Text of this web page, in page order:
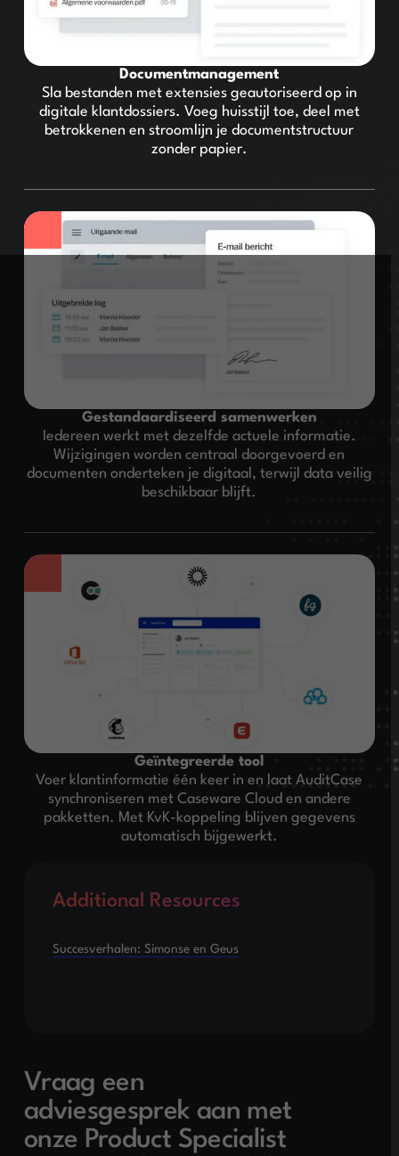
Documentmanagement
Sla bestanden met extensies geautoriseerd op in
digitale klantdossiers. Voeg huisstijl toe, deel met
betrokkenen en stroomlijn je documentstructuur
zonder papier.
Gestandaardiseerd samenwerken
Iedereen werkt met dezelfde actuele informatie.
Wijzigingen worden centraal doorgevoerd en
documenten onderteken je digitaal, terwijl data veilig
beschikbaar blijft.
Geïntegreerde tool
Voer klantinformatie één keer in en laat AuditCase
synchroniseren met Caseware Cloud en andere
pakketten. Met KvK-koppeling blijven gegevens
automatisch bijgewerkt.
Additional Resources
Succesverhalen: Simonse en Geus
Vraag een
adviesgesprek aan met
onze Product Specialist